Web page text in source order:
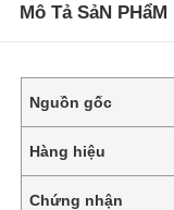
Mô Tả SảN PHẩM
Nguồn gốc
Hàng hiệu
Chứng nhận